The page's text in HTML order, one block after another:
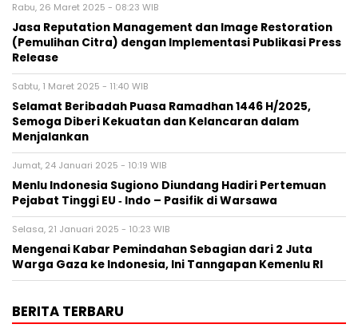
Rabu, 26 Maret 2025 - 08:23 WIB
Jasa Reputation Management dan Image Restoration
(Pemulihan Citra) dengan Implementasi Publikasi Press
Release
Sabtu, 1 Maret 2025 - 11:40 WIB
Selamat Beribadah Puasa Ramadhan 1446 H/2025,
Semoga Diberi Kekuatan dan Kelancaran dalam
Menjalankan
Jumat, 24 Januari 2025 - 10:19 WIB
Menlu Indonesia Sugiono Diundang Hadiri Pertemuan
Pejabat Tinggi EU ‐ Indo – Pasifik di Warsawa
Selasa, 21 Januari 2025 - 10:23 WIB
Mengenai Kabar Pemindahan Sebagian dari 2 Juta
Warga Gaza ke Indonesia, Ini Tanngapan Kemenlu RI
BERITA TERBARU